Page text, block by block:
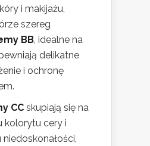
i makijażu,
szereg
BB, idealne na
delikatne
i ochronę
CC skupiają się na
kolorytu cery i